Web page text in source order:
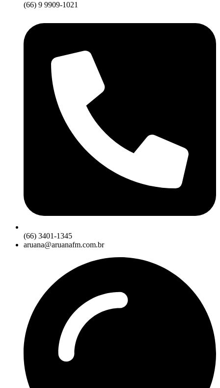
(66) 9 9909-1021
(66) 3401-1345
aruana@aruanafm.com.br